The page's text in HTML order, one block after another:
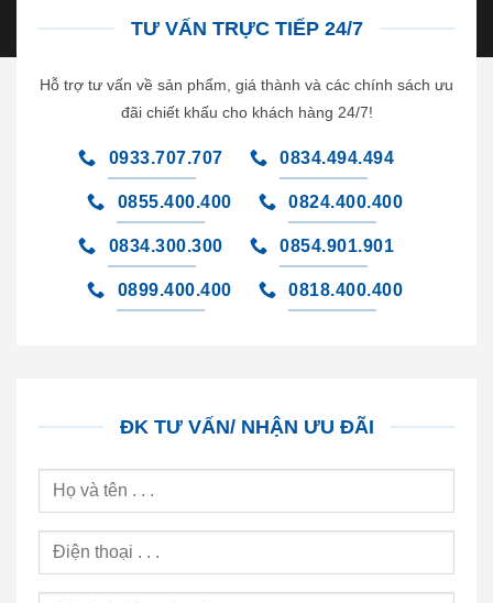
TƯ VẤN TRỰC TIẾP 24/7
Hỗ trợ tư vấn về sản phẩm, giá thành và các chính sách ưu
đãi chiết khấu cho khách hàng 24/7!
0933.707.707 0834.494.494
0855.400.400 0824.400.400
0834.300.300 0854.901.901
0899.400.400 0818.400.400
ĐK TƯ VẤN/ NHẬN ƯU ĐÃI